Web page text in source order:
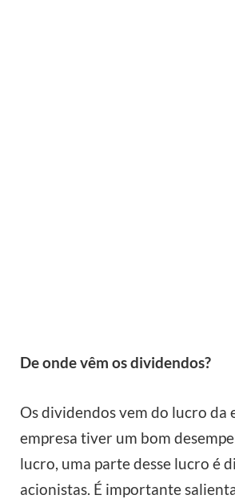
De onde vêm os dividendos?
Os dividendos vem do lucro da
empresa tiver um bom
lucro, uma parte desse lucro é
acionistas. É importante